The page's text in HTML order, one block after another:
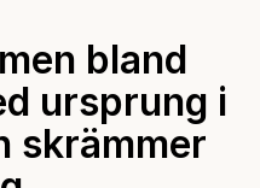
bland
ursprung i
skrämmer